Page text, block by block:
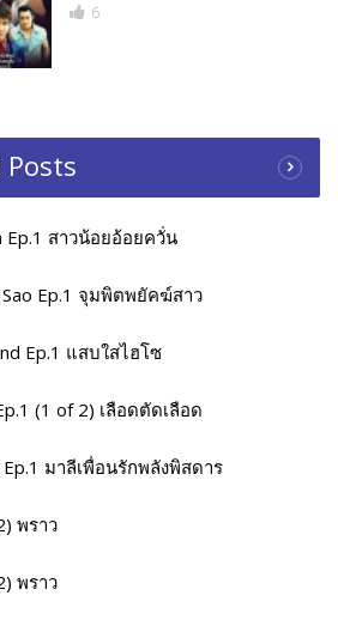
6
Posts
Ep.1 สาวน้อยอ้อยควั่น
Sao Ep.1 จุมพิตพยัคฆ์สาว
Ep.1 แสบใสไฮโซ
(1 of 2) เลือดตัดเลือด
Ep.1 มาลีเพื่อนรักพลังพิสดาร
พราว
พราว